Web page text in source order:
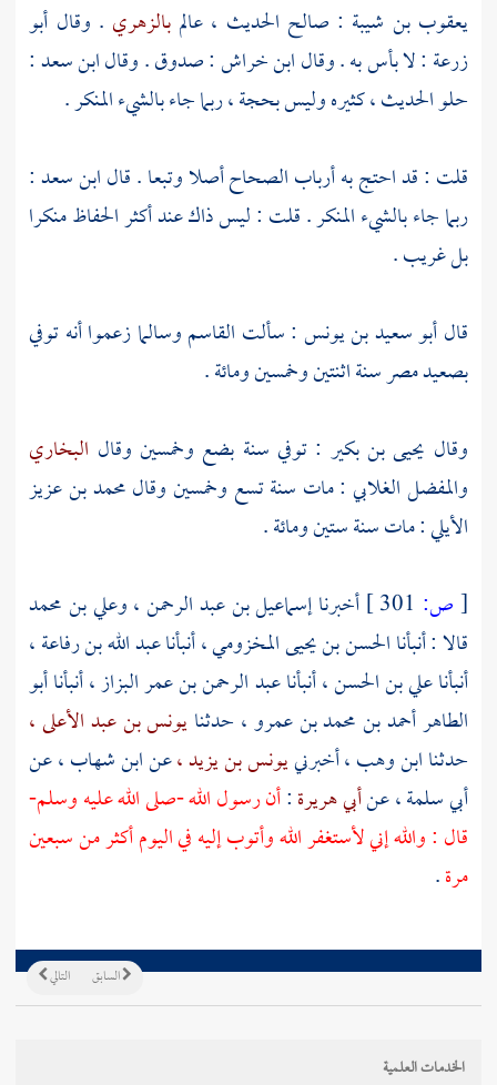
يعقوب بن شيبة : صالح الحديث ، عالمبالزهري . وقال أبو
زرعة : لا بأس به . وقالابن خراش: صدوق . وقالابن سعد:
حلو الحديث ، كثيره وليس بحجة ، ربما جاء بالشيء المنكر .
قلت : قد احتج به أرباب الصحاح أصلا وتبعا . قالابن سعد:
ربما جاء بالشيء المنكر . قلت : ليس ذاك عند أكثر الحفاظ منكرا
بل غريب .
قالأبو سعيد بن يونس : سألت القاسموسالمازعموا أنه توفي
بصعيد مصرسنة اثنتين وخمسين ومائة .
وقال يحيى بن بكير : توفي سنة بضع وخمسين وقال البخاري
والمفضل الغلابي : مات سنة تسع وخمسين وقالمحمد بن عزيز
الأيلي: مات سنة ستين ومائة .
[ص: أخبرناإسماعيل بن عبد الرحمن ،وعلي بن محمد
قالا : أنبأناالحسن بن يحيى المخزومي ،أنبأناعبد الله بن رفاعة ،
أنبأناعلي بن الحسن ،أنبأناعبد الرحمن بن عمر البزاز ،أنبأناأبو
الطاهر أحمد بن محمد بن عمرو ، حدثنايونس بن عبد الأعلى ،
حدثناابن وهب ،أخبرنييونس بن يزيد ،عنابن شهاب ،عن
أبي سلمة ،عنأبي هريرة:أن رسول الله -صلى الله عليه وسلم-
قال : والله إني لأستغفر الله وأتوب إليه في اليوم أكثر من سبعين
مرة.
التالي السابق
الخدمات العلمية